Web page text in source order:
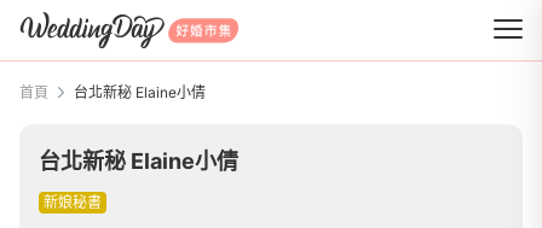
WeddingDay 好婚市集
首頁 台北新秘 Elaine小倩
台北新秘 Elaine小倩
新娘秘書